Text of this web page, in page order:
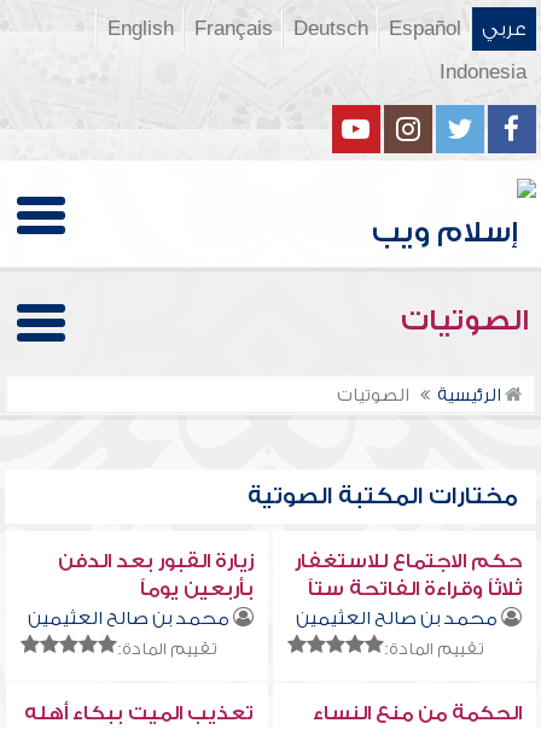
عربي Español
Deutsch
Français
English
Indonesia
الصوتيات
الرئيسية الصوتيات
مختارات المكتبة الصوتية
حكم الاجتماع للاستغفار
ثلاثاً وقراءة الفاتحة ستاً
والصلاة على النبي عشراً
بعد الجمعة
محمد بن صالح العثيمين
تقييم المادة:
زيارة القبور بعد الدفن
بأربعين يوماً
محمد بن صالح العثيمين
تقييم المادة:
الحكمة من منع النساء
تعذيب الميت ببكاء أهله